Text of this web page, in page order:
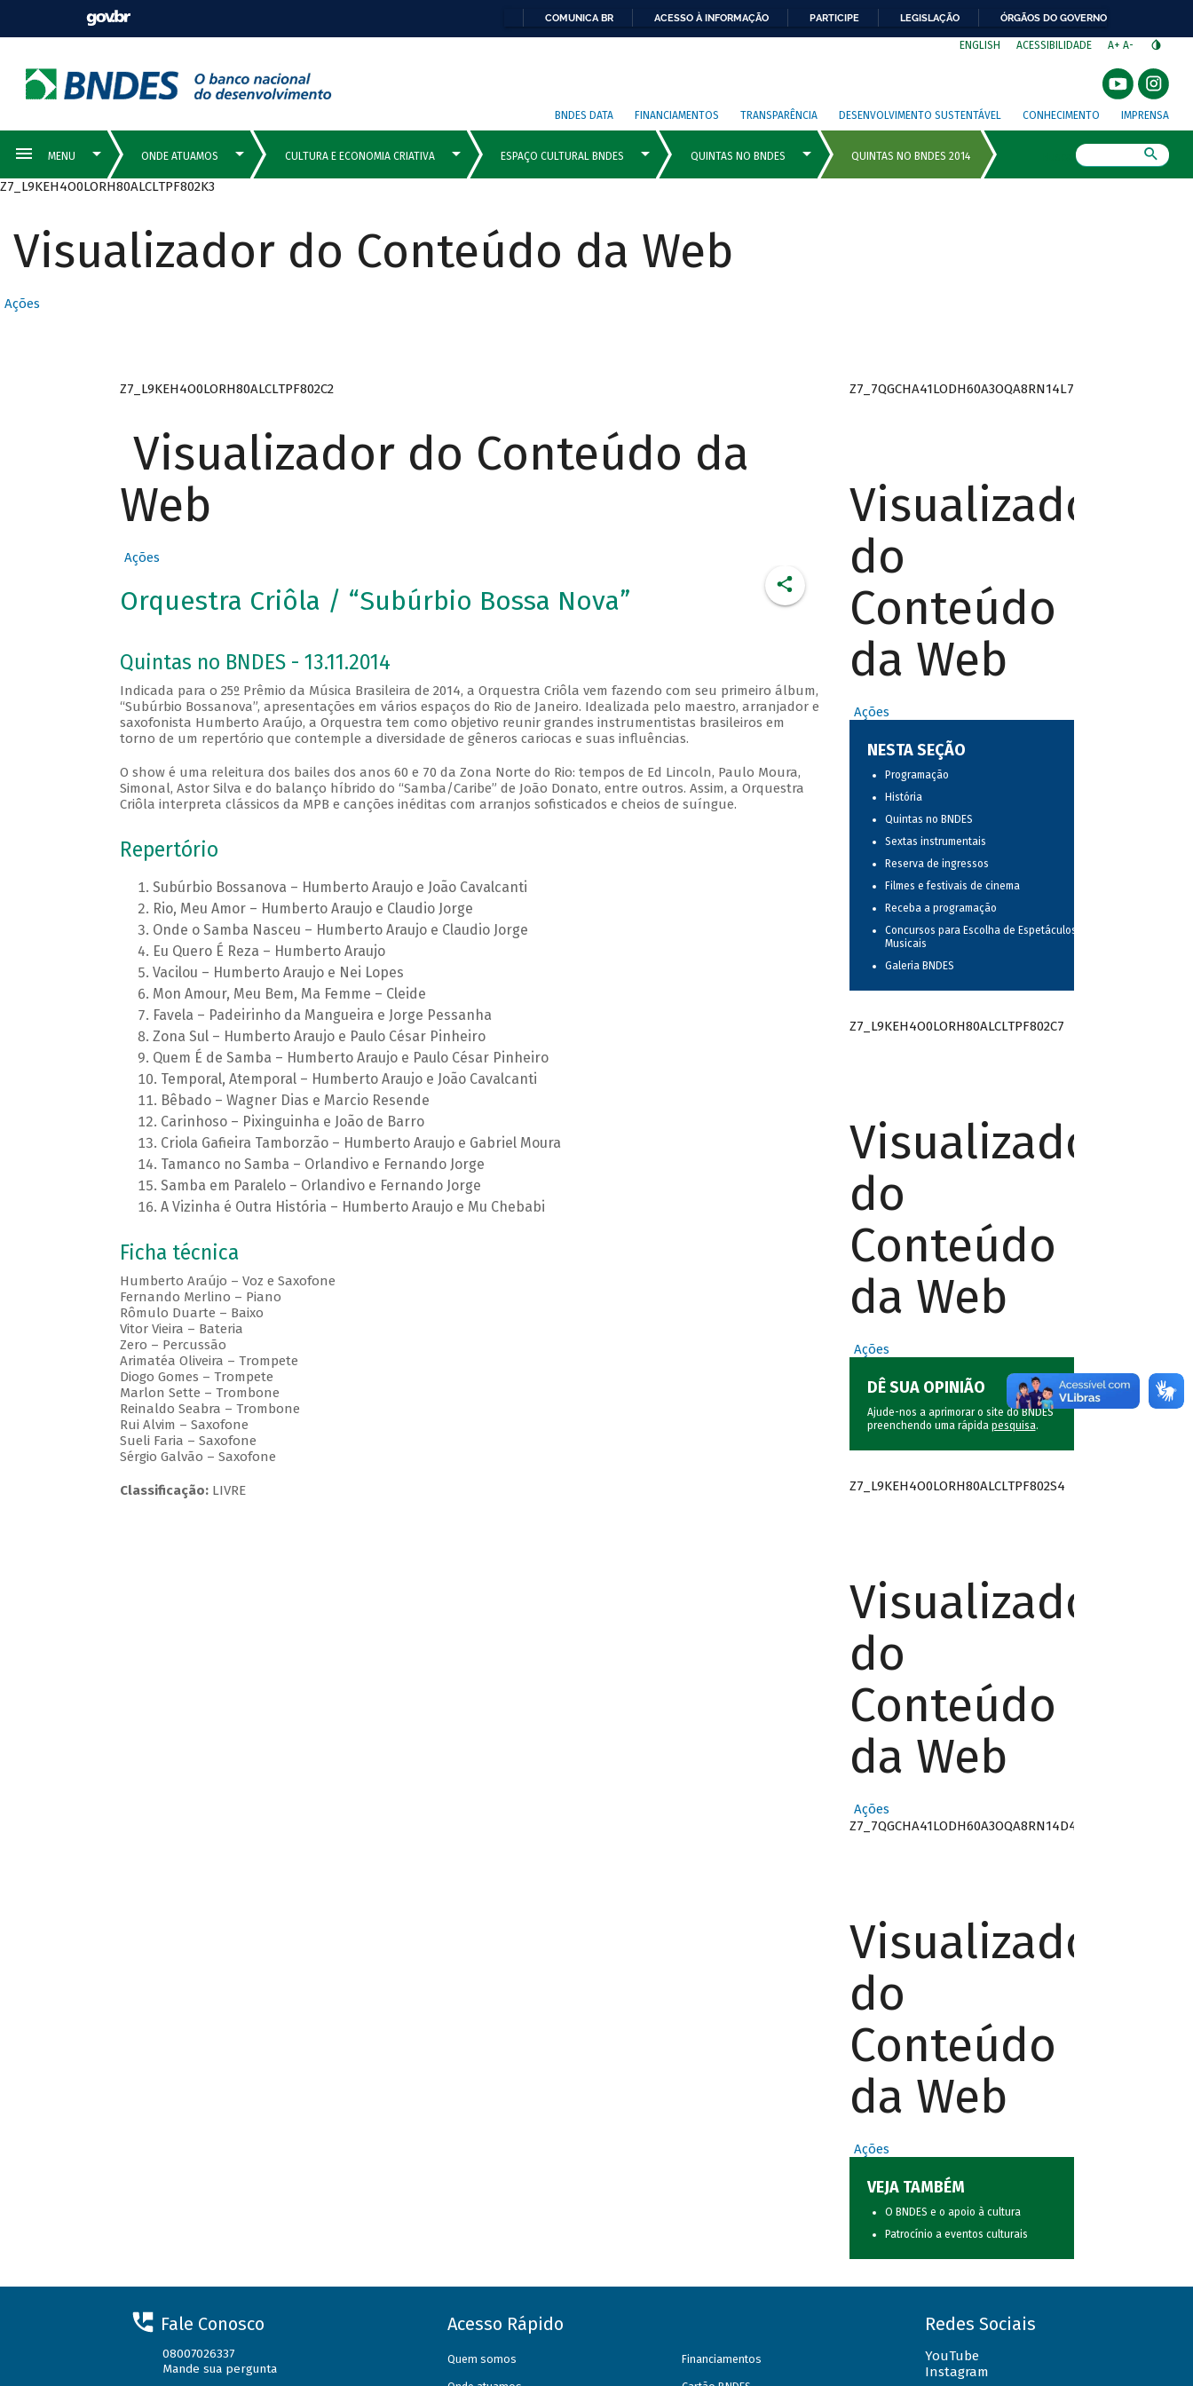
COMUNICA BR ACESSO À INFORMAÇÃO PARTICIPE LEGISLAÇÃO ÓRGÃOS DO GOVERNO
ENGLISH ACESSIBILIDADE A+ A-
BNDES DATA FINANCIAMENTOS TRANSPARÊNCIA DESENVOLVIMENTO SUSTENTÁVEL CONHECIMENTO IMPRENSA
Z7_L9KEH4O0LORH80ALCLTPF802K3
Visualizador do Conteúdo da Web
Ações
Z7_L9KEH4O0LORH80ALCLTPF802C2
Visualizador do Conteúdo da
Web
Ações
Orquestra Criôla / “Subúrbio Bossa Nova”
Quintas no BNDES - 13.11.2014
Indicada para o 25º Prêmio da Música Brasileira de 2014, a Orquestra Criôla vem fazendo com seu primeiro álbum,
“Subúrbio Bossanova”, apresentações em vários espaços do Rio de Janeiro. Idealizada pelo maestro, arranjador e
saxofonista Humberto Araújo, a Orquestra tem como objetivo reunir grandes instrumentistas brasileiros em
torno de um repertório que contemple a diversidade de gêneros cariocas e suas influências.
O show é uma releitura dos bailes dos anos 60 e 70 da Zona Norte do Rio: tempos de Ed Lincoln, Paulo Moura,
Simonal, Astor Silva e do balanço híbrido do “Samba/Caribe” de João Donato, entre outros. Assim, a Orquestra
Criôla interpreta clássicos da MPB e canções inéditas com arranjos sofisticados e cheios de suíngue.
Repertório
Subúrbio Bossanova – Humberto Araujo e João Cavalcanti
Rio, Meu Amor – Humberto Araujo e Claudio Jorge
Onde o Samba Nasceu – Humberto Araujo e Claudio Jorge
Eu Quero É Reza – Humberto Araujo
Vacilou – Humberto Araujo e Nei Lopes
Mon Amour, Meu Bem, Ma Femme – Cleide
Favela – Padeirinho da Mangueira e Jorge Pessanha
Zona Sul – Humberto Araujo e Paulo César Pinheiro
Quem É de Samba – Humberto Araujo e Paulo César Pinheiro
Temporal, Atemporal – Humberto Araujo e João Cavalcanti
Bêbado – Wagner Dias e Marcio Resende
Carinhoso – Pixinguinha e João de Barro
Criola Gafieira Tamborzão – Humberto Araujo e Gabriel Moura
Tamanco no Samba – Orlandivo e Fernando Jorge
Samba em Paralelo – Orlandivo e Fernando Jorge
A Vizinha é Outra História – Humberto Araujo e Mu Chebabi
Ficha técnica
Humberto Araújo – Voz e Saxofone
Fernando Merlino – Piano
Rômulo Duarte – Baixo
Vitor Vieira – Bateria
Zero – Percussão
Arimatéa Oliveira – Trompete
Diogo Gomes – Trompete
Marlon Sette – Trombone
Reinaldo Seabra – Trombone
Rui Alvim – Saxofone
Sueli Faria – Saxofone
Sérgio Galvão – Saxofone
Classificação:LIVRE
Z7_7QGCHA41LODH60A3OQA8RN14L7
Visualizador
do
Conteúdo
da Web
Ações
NESTA SEÇÃO
Programação
História
Quintas no BNDES
Sextas instrumentais
Reserva de ingressos
Filmes e festivais de cinema
Receba a programação
Concursos para Escolha de Espetáculos
Musicais
Galeria BNDES
Z7_L9KEH4O0LORH80ALCLTPF802C7
Visualizador
do
Conteúdo
da Web
Ações
DÊ SUA OPINIÃO
Ajude-nos a aprimorar o site do BNDES
preenchendo uma rápida pesquisa.
Z7_L9KEH4O0LORH80ALCLTPF802S4
Visualizador
do
Conteúdo
da Web
Ações
Z7_7QGCHA41LODH60A3OQA8RN14D4
Visualizador
do
Conteúdo
da Web
Ações
VEJA TAMBÉM
O BNDES e o apoio à cultura
Patrocínio a eventos culturais
Fale Conosco
08007026337
Mande sua pergunta
Acesso Rápido
Quem somos Financiamentos
Redes Sociais
YouTube
Instagram